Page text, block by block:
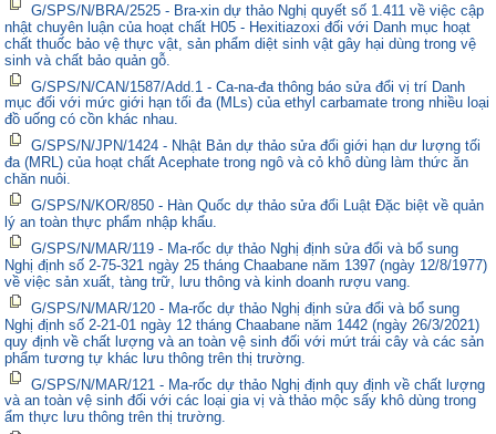
G/SPS/N/BRA/2525 - Bra-xin dự thảo Nghị quyết số 1.411 về việc cập
nhật chuyên luận của hoạt chất H05 - Hexitiazoxi đối với Danh mục hoạt
chất thuốc bảo vệ thực vật, sản phẩm diệt sinh vật gây hại dùng trong vệ
sinh và chất bảo quản gỗ.
G/SPS/N/CAN/1587/Add.1 - Ca-na-đa thông báo sửa đổi vị trí Danh
mục đối với mức giới hạn tối đa (MLs) của ethyl carbamate trong nhiều loại
đồ uống có cồn khác nhau.
G/SPS/N/JPN/1424 - Nhật Bản dự thảo sửa đổi giới hạn dư lượng tối
đa (MRL) của hoạt chất Acephate trong ngô và cỏ khô dùng làm thức ăn
chăn nuôi.
G/SPS/N/KOR/850 - Hàn Quốc dự thảo sửa đổi Luật Đặc biệt về quản
lý an toàn thực phẩm nhập khẩu.
G/SPS/N/MAR/119 - Ma-rốc dự thảo Nghị định sửa đổi và bổ sung
Nghị định số 2-75-321 ngày 25 tháng Chaabane năm 1397 (ngày 12/8/1977)
về việc sản xuất, tàng trữ, lưu thông và kinh doanh rượu vang.
G/SPS/N/MAR/120 - Ma-rốc dự thảo Nghị định sửa đổi và bổ sung
Nghị định số 2-21-01 ngày 12 tháng Chaabane năm 1442 (ngày 26/3/2021)
quy định về chất lượng và an toàn vệ sinh đối với mứt trái cây và các sản
phẩm tương tự khác lưu thông trên thị trường.
G/SPS/N/MAR/121 - Ma-rốc dự thảo Nghị định quy định về chất lượng
và an toàn vệ sinh đối với các loại gia vị và thảo mộc sấy khô dùng trong
ẩm thực lưu thông trên thị trường.